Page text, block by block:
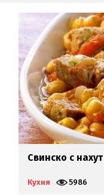
Свинско с
Кухня 5986